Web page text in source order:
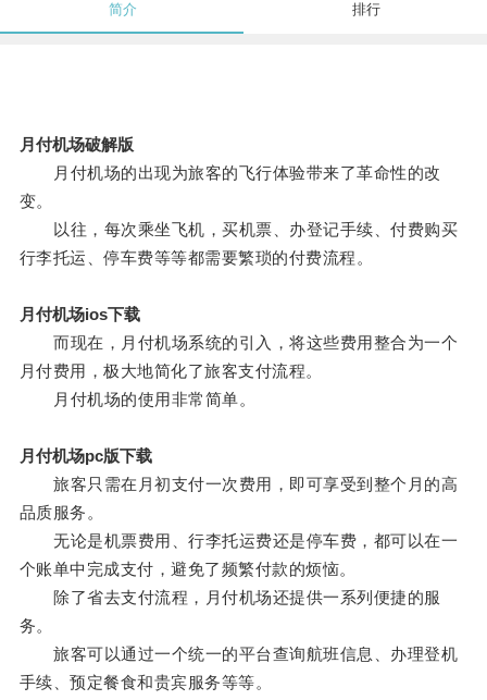
简介 排行
月付机场破解版
月付机场的出现为旅客的飞行体验带来了革命性的改
变。
以往，每次乘坐飞机，买机票、办登记手续、付费购买
行李托运、停车费等等都需要繁琐的付费流程。
月付机场ios下载
而现在，月付机场系统的引入，将这些费用整合为一个
月付费用，极大地简化了旅客支付流程。
月付机场的使用非常简单。
月付机场pc版下载
旅客只需在月初支付一次费用，即可享受到整个月的高
品质服务。
无论是机票费用、行李托运费还是停车费，都可以在一
个账单中完成支付，避免了频繁付款的烦恼。
除了省去支付流程，月付机场还提供一系列便捷的服
务。
旅客可以通过一个统一的平台查询航班信息、办理登机
手续、预定餐食和贵宾服务等等。